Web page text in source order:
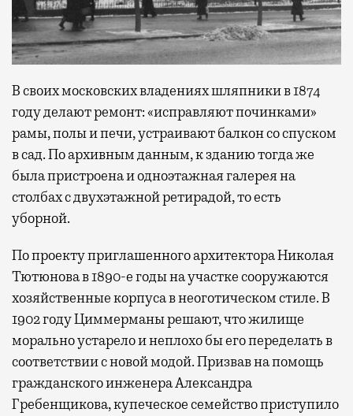
В своих московских владениях шляпники в 1874
году делают ремонт: «исправляют починками»
рамы, полы и печи, устраивают балкон со спуском
в сад. По архивным данным, к зданию тогда же
была пристроена и одноэтажная галерея на
столбах с двухэтажной ретирадой, то есть
уборной.
По проекту приглашенного архитектора Николая
Тютюнова в 1890-е годы на участке сооружаются
хозяйственные корпуса в неоготическом стиле. В
1902 году Циммерманы решают, что жилище
морально устарело и неплохо бы его переделать в
соответствии с новой модой. Призвав на помощь
гражданского инженера Александра
Гребенщикова, купеческое семейство приступило